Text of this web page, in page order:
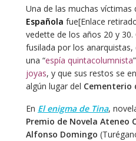
Una de las muchas víctimas
Española fue[Enlace
vedette de los años 20 y
fusilada por los
una “espía quintacolumnista
joyas, y que sus restos se
algún lugar del Cementerio
En El enigma de Tina,
Premio de Novela Ateneo
Alfonso Domingo